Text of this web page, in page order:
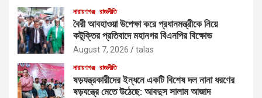
নারায়ণগঞ্জ রাজনীতি
বৈরী আবহাওয়া উপেক্ষা করে প্রধানমন্ত্রীকে নিয়ে
কটূক্তির প্রতিবাদে মহানগর বিএনপির বিক্ষোভ
August 7, 2026 talas
নারায়ণগঞ্জ রাজনীতি
ষড়যন্ত্রকারীদের ইন্ধনে একটি বিশেষ দল নানা ধরণের
ষড়যন্ত্রে মেতে উঠেছে: আবদুস সালাম আজাদ